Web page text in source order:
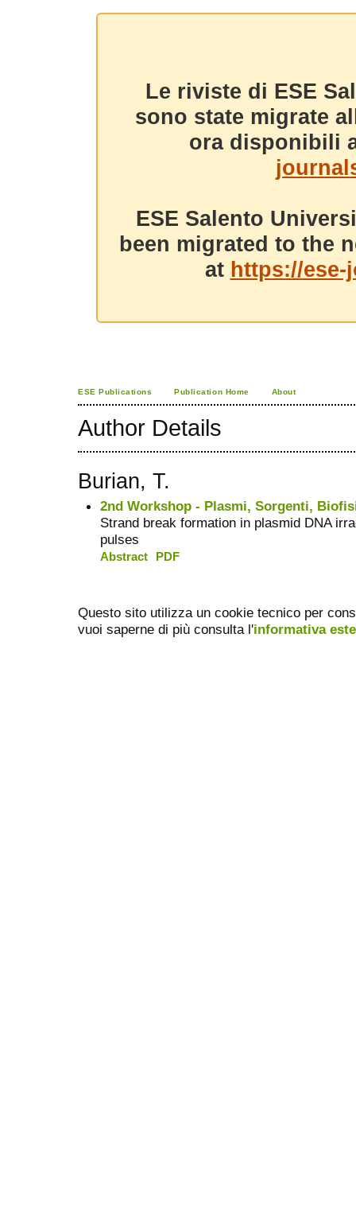
Le riviste di ESE
sono state migrate
ora disponibili
ESE Salento
been migrated to the
at https://
ESE Publications Publication Home About
Author Details
Burian, T.
2nd Workshop - Plasmi, Sorgenti,
Strand break formation in plasmid DNA
pulses
Abstract PDF
Questo sito utilizza un cookie tecnico per
vuoi saperne di più consulta l'informativa